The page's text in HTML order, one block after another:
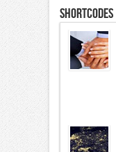
Shortcodes